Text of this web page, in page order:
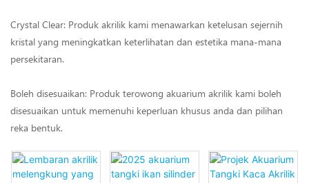
Crystal Clear: Produk akrilik kami menawarkan ketelusan sejernih
kristal yang meningkatkan keterlihatan dan estetika mana-mana
persekitaran.
Boleh disesuaikan: Produk terowong akuarium akrilik kami boleh
disesuaikan untuk memenuhi keperluan khusus anda dan pilihan
reka bentuk.